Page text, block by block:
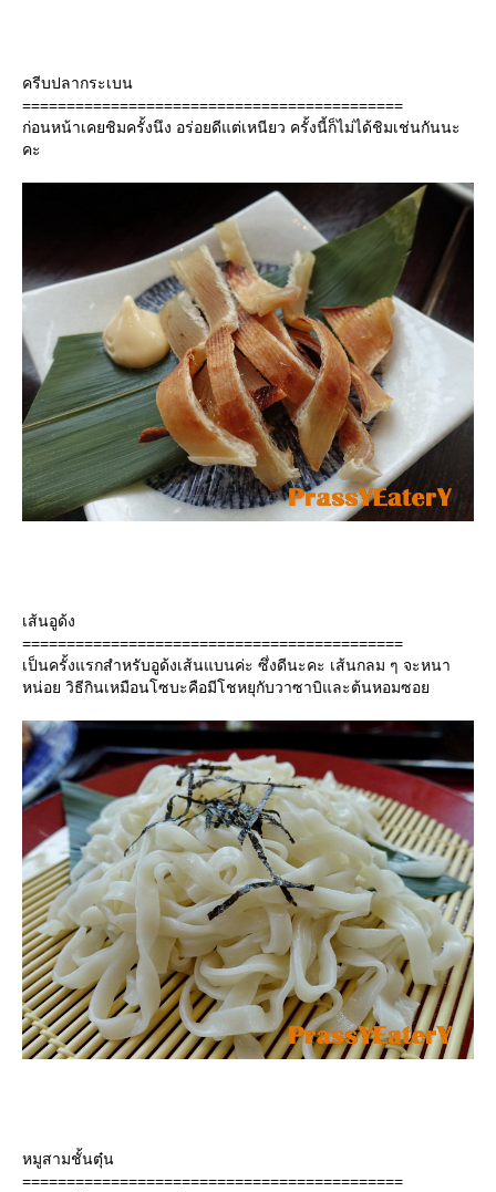
ครีบปลากระเบน
===========================================
ก่อนหน้าเคยชิมครั้งนึง อร่อยดีแต่เหนียว ครั้งนี้ก็ไม่ได้ชิมเช่นกันนะ
คะ
เส้นอูด้ง
===========================================
เป็นครั้งแรกสำหรับอูด้งเส้นแบนค่ะ ซึ่งดีนะคะ เส้นกลม ๆ จะหนา
หน่อย วิธีกินเหมือนโซบะคือมีโชหยุกับวาซาบิและต้นหอมซอ
หมูสามชั้นตุ๋น
===========================================